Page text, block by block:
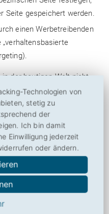
Seite gespeichert werden.
einen Werbetreibenden
der heutigen Welt nicht
es, dass Webseiten
es bereits gewohnt sind
und
stetig zu.
einzigartig. Es bietet die
zu kommen und schafft
mehr Transparenz im
Technologien von
stetig zu
der
Ich bin damit
Einwilligung jederzeit
oder ändern.